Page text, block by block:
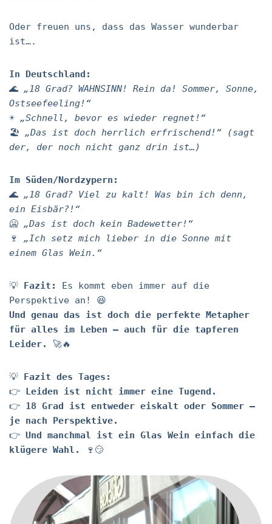
Oder freuen uns, dass das Wasser wunderbar
ist….
In Deutschland:
🌊 „18 Grad? WAHNSINN! Rein da! Sommer, Sonne,
Ostseefeeling!“
☀️ „Schnell, bevor es wieder regnet!“
🏖️ „Das ist doch herrlich erfrischend!“ (sagt
der, der noch nicht ganz drin ist…)
Im Süden/Nordzypern:
🌊 „18 Grad? Viel zu kalt! Was bin ich denn,
ein Eisbär?!“
🥶 „Das ist doch kein Badewetter!“
🍷 „Ich setz mich lieber in die Sonne mit
einem Glas Wein.“
💡 Fazit:
Es kommt eben immer auf die
Perspektive an! 😆
Und genau das ist doch die perfekte Metapher
für alles im Leben – auch für die tapferen
Leider.
🚀🔥
💡 Fazit des Tages:
👉 Leiden ist nicht immer eine Tugend.
👉 18 Grad ist entweder eiskalt oder Sommer –
je nach Perspektive.
👉 Und manchmal ist ein Glas Wein einfach die
klügere Wahl.
🍷😏